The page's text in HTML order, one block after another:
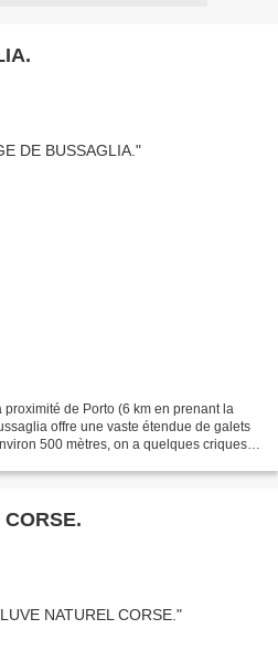
proximité de Porto (6 km en prenant la
offre une vaste étendue de galets
500 mètres, on a quelques criques